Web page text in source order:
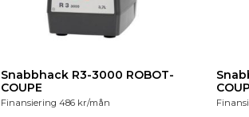
Snabbhack R3-3000 ROBOT-
COUPE
Finansiering 486 kr/mån